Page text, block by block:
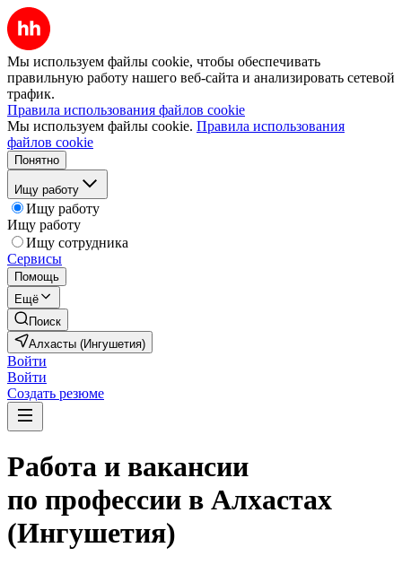
Мы используем файлы cookie, чтобы обеспечивать
правильную работу нашего веб-сайта и анализировать сетевой
трафик.
Правила использования файлов cookie
Мы используем файлы cookie. Правила использования
файлов cookie
Понятно
Ищу работу
Ищу работу
Ищу работу
Ищу сотрудника
Сервисы
Помощь
Ещё
Поиск
Алхасты (Ингушетия)
Войти
Войти
Создать резюме
Работа и вакансии
по профессии в Алхастах
(Ингушетия)